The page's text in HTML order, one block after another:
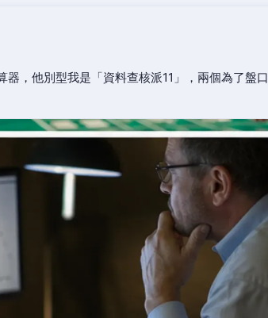
，他別型我是「資料查核派11」，兩個為了盤